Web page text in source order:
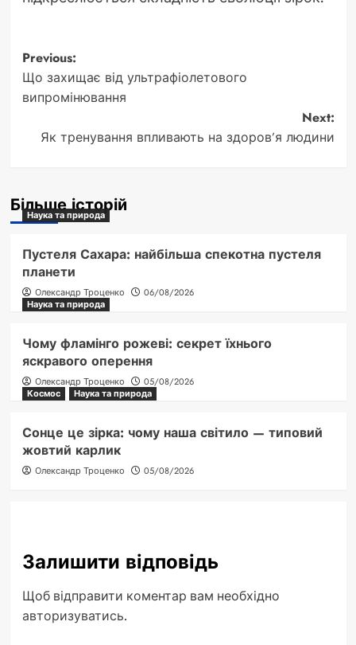
Post
navigation
Previous:
Що захищає від ультрафіолетового
випромінювання
Next:
Як тренування впливають на здоров’я людини
Більше історій
Наука та природа
Пустеля Сахара: найбільша спекотна пустеля
планети
Олександр Троценко
06/08/2026
Наука та природа
Чому фламінго рожеві: секрет їхнього
яскравого оперення
Олександр Троценко
05/08/2026
Космос
Наука та природа
Сонце це зірка: чому наша світило — типовий
жовтий карлик
Олександр Троценко 05/08/2026
Залишити відповідь
Щоб відправити коментар вам необхідно
авторизуватись.